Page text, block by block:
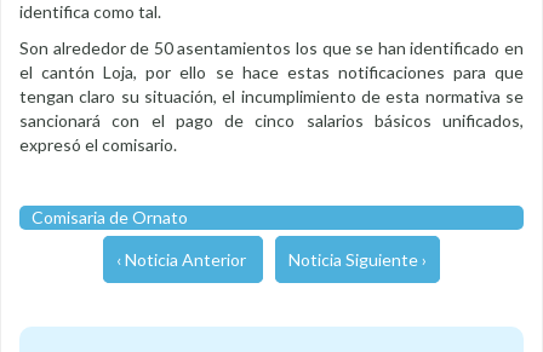
identifica como tal.
Son alrededor de 50 asentamientos los que se han identificado en
el cantón Loja, por ello se hace estas notificaciones para que
tengan claro su situación, el incumplimiento de esta normativa se
sancionará con el pago de cinco salarios básicos unificados,
expresó el comisario.
Comisaria de Ornato
‹ Noticia Anterior Noticia Siguiente ›